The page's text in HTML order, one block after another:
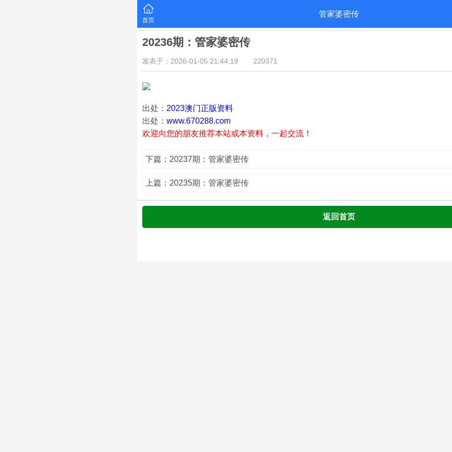
首页
管家婆密传
20236期：管家婆密传
发表于：2026-01-05 21:44:19 220371
出处： 2023澳门正版资料
出处： www.670288.com
欢迎向您的朋友推荐本站或本资料，一起交流！
下篇：20237期：管家婆密传
上篇：20235期：管家婆密传
返回首页